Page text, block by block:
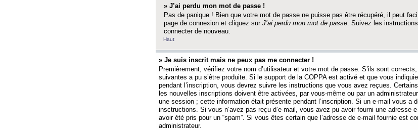
» J’ai perdu mon mot de passe !
Pas de panique ! Bien que votre mot de passe ne puisse pas être récupéré, il peut
page de connexion et cliquez sur J’ai perdu mon mot de passe. Suivez les
connecter de nouveau.
Haut
» Je suis inscrit mais ne peux pas me connecter !
Premièrement, vérifiez votre nom d’utilisateur et votre mot de passe. S’ils sont
suivantes a pu s’être produite. Si le support de la COPPA est activé et que vous
pendant l’inscription, vous devrez suivre les instructions que vous avez reçues.
les nouvelles inscriptions doivent être activées, par vous-même ou par un
une session ; cette information était présente pendant l’inscription. Si un e-mail vous a
insctructions. Si vous n’avez pas reçu d’e-mail, vous avez pu avoir fourni une adresse
avoir été pris pour un “spam”. Si vous êtes certain que l’adresse de e-mail fournie est
administrateur.